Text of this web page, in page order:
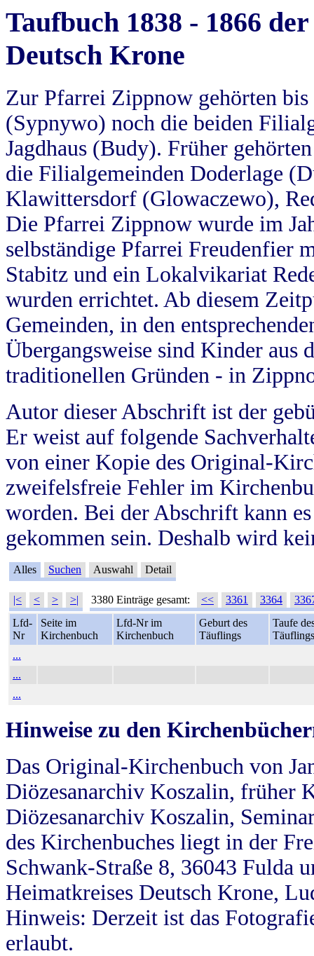
Taufbuch 1838 - 1866
Deutsch Krone
Zur Pfarrei Zippnow gehörten
(Sypnywo) noch die beiden
Jagdhaus (Budy). Früher
die Filialgemeinden Doderlage
Klawittersdorf (Glowaczewo),
Die Pfarrei Zippnow wurde im
selbständige Pfarrei Freudenfier
Stabitz und ein Lokalvikariat
wurden errichtet. Ab diesem
Gemeinden, in den
Übergangsweise sind Kinder aus
traditionellen Gründen - in
Autor dieser Abschrift ist der
Er weist auf folgende
von einer Kopie des Original-
zweifelsfreie Fehler im
worden. Bei der Abschrift kann
gekommen sein. Deshalb wird
Alles Suchen Auswahl Detail
|< < > >| 3380 Einträge gesamt: << 3361 3364
Lfd-
Nr
Seite im
Kirchenbuch
Lfd-Nr im
Kirchenbuch
Geburt des
Täuflings
Taufe
Täuflings
...
...
...
Hinweise zu den
Das Original-Kirchenbuch von
Diözesanarchiv Koszalin, früher
Diözesanarchiv Koszalin,
des Kirchenbuches liegt in der
Schwank-Straße 8, 36043 Fulda
Heimatkreises Deutsch Krone,
Hinweis: Derzeit ist das
erlaubt.